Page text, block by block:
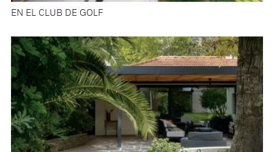
EN EL CLUB DE GOLF